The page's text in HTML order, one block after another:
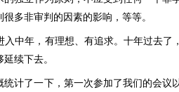
多非审判的因素的影响，等等。
中年，有理想、有追求。十年过去了
续下去。
计了一下，第一次参加了我们的会议